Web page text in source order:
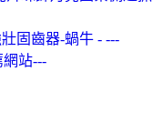
固齒器-蝸牛 - ---
網站---